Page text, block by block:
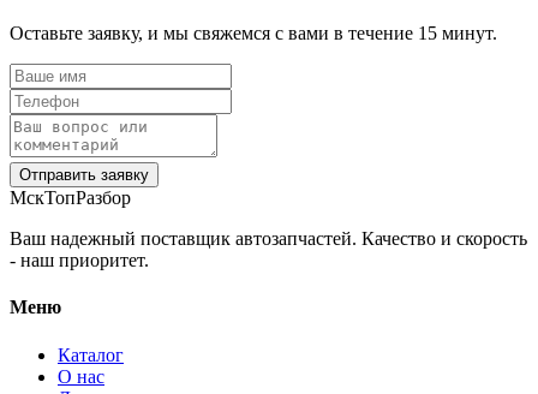
Оставьте заявку, и мы свяжемся с вами в течение 15 минут.
Отправить заявку
МскТопРазбор
Ваш надежный поставщик автозапчастей. Качество и скорость
- наш приоритет.
Меню
Каталог
О нас